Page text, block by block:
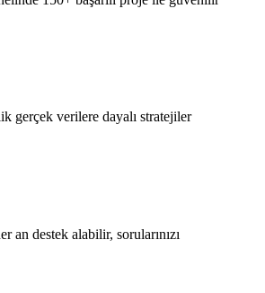
gerçek verilere dayalı stratejiler
an destek alabilir, sorularınızı